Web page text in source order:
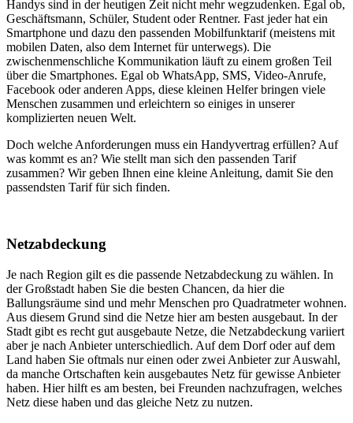
Handys sind in der heutigen Zeit nicht mehr wegzudenken. Egal ob,
Geschäftsmann, Schüler, Student oder Rentner. Fast jeder hat ein
Smartphone und dazu den passenden Mobilfunktarif (meistens mit
mobilen Daten, also dem Internet für unterwegs). Die
zwischenmenschliche Kommunikation läuft zu einem großen Teil
über die Smartphones. Egal ob WhatsApp, SMS, Video-Anrufe,
Facebook oder anderen Apps, diese kleinen Helfer bringen viele
Menschen zusammen und erleichtern so einiges in unserer
komplizierten neuen Welt.
Doch welche Anforderungen muss ein Handyvertrag erfüllen? Auf
was kommt es an? Wie stellt man sich den passenden Tarif
zusammen? Wir geben Ihnen eine kleine Anleitung, damit Sie den
passendsten Tarif für sich finden.
Netzabdeckung
Je nach Region gilt es die passende Netzabdeckung zu wählen. In
der Großstadt haben Sie die besten Chancen, da hier die
Ballungsräume sind und mehr Menschen pro Quadratmeter wohnen.
Aus diesem Grund sind die Netze hier am besten ausgebaut. In der
Stadt gibt es recht gut ausgebaute Netze, die Netzabdeckung variiert
aber je nach Anbieter unterschiedlich. Auf dem Dorf oder auf dem
Land haben Sie oftmals nur einen oder zwei Anbieter zur Auswahl,
da manche Ortschaften kein ausgebautes Netz für gewisse Anbieter
haben. Hier hilft es am besten, bei Freunden nachzufragen, welches
Netz diese haben und das gleiche Netz zu nutzen.